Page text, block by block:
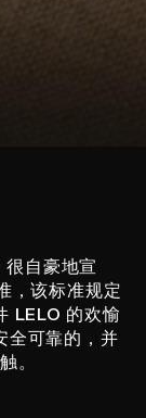
自豪地宣
，该标准规定
LELO 的欢愉
全可靠的，并
。